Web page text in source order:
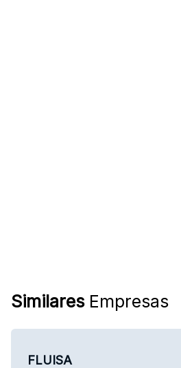
SimilaresEmpresas
FLUISA